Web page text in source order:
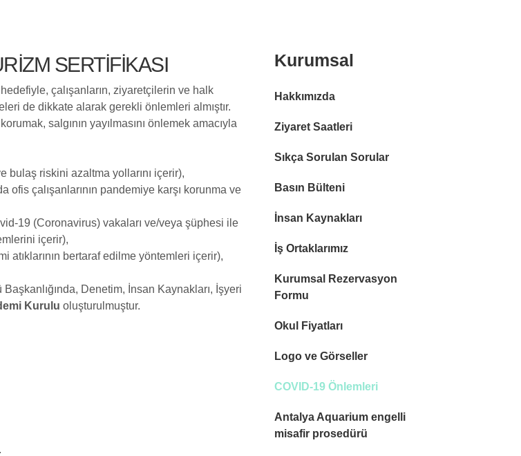
SERTIFIKASI
çalışanların, ziyaretçilerin ve halk
de dikkate alarak gerekli önlemleri almıştır.
salgının yayılmasını önlemek amacıyla
bulaş riskini azaltma yollarını içerir),
ofis çalışanlarının pandemiye karşı korunma ve
19 (Coronavirus) vakaları ve/veya şüphesi ile
içerir),
atıklarının bertaraf edilme yöntemleri içerir),
Denetim, İnsan Kaynakları, İşyeri
Kurulu oluşturulmuştur.
Kurumsal
Hakkımızda
Ziyaret Saatleri
Sıkça Sorulan Sorular
Basın Bülteni
İnsan Kaynakları
İş Ortaklarımız
Kurumsal Rezervasyon
Formu
Okul Fiyatları
Logo ve Görseller
COVID-19 Önlemleri
Antalya Aquarium engelli
misafir prosedürü